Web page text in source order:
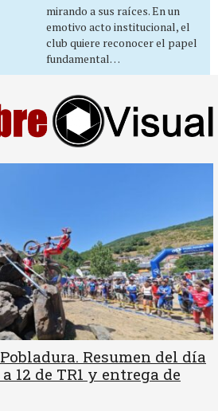
mirando a sus raíces. En un
emotivo acto institucional, el
club quiere reconocer el papel
fundamental…
Resumen del día
12 de TR1 y entrega de